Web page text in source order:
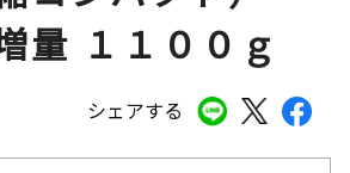
シェアする
１１００ｇ